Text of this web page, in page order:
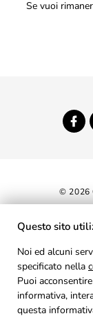
Se vuoi
© 2026
Questo sito
Noi ed alcuni
specificato nella
Puoi
informativa,
questa